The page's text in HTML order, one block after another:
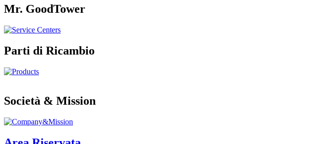
Mr. GoodTower
Parti di Ricambio
Società & Mission